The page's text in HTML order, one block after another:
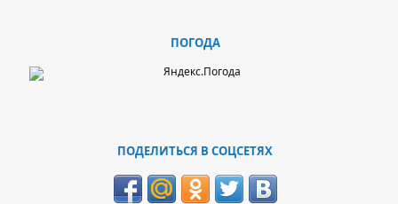
ПОГОДА
ПОДЕЛИТЬСЯ В СОЦСЕТЯХ